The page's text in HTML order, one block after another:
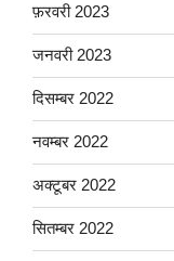
फ़रवरी 2023
जनवरी 2023
दिसम्बर 2022
नवम्बर 2022
अक्टूबर 2022
सितम्बर 2022